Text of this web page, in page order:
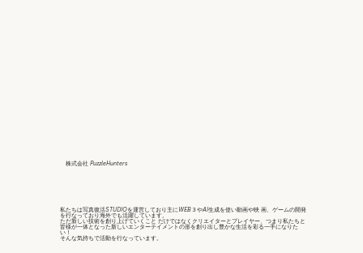
株式会社 PuzzleHunters
私たちは写真復活STUDIOを運営しており主にWEB３やAI生成を使い動画や映 画、ゲームの開発
を行なっており海外でも活躍しています。
ただ新しい技術を創り上げていくこと だけではなくクリエイターとプレイヤー、つまり私たちと
皆様が一体となった新しいエンターテイメントの形を創り出し豊かな生活を彩る一手になりた
い！
そんな気持ちで活動を行なっています。